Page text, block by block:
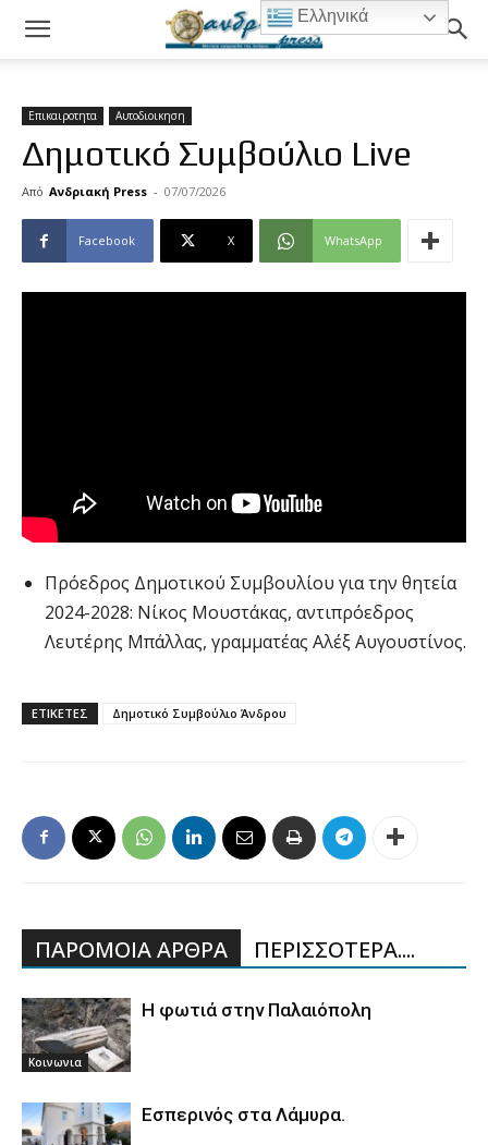
Επικαιροτητα Αυτοδιοικηση
Δημοτικό Συμβούλιο Live
Από Ανδριακή Press - 07/07/2026
Facebook X WhatsApp
Πρόεδρος Δημοτικού Συμβουλίου για την θητεία
2024-2028: Νίκος Μουστάκας, αντιπρόεδρος
Λευτέρης Μπάλλας, γραμματέας Αλέξ Αυγουστίνος.
ΕΤΙΚΕΤΕΣ Δημοτικό Συμβούλιο Άνδρου
ΠΑΡΟΜΟΙΑ ΑΡΘΡΑ ΠΕΡΙΣΣΟΤΕΡΑ....
Κοινωνια
Η φωτιά στην Παλαιόπολη
Εσπερινός στα Λάμυρα.
Ελληνικά